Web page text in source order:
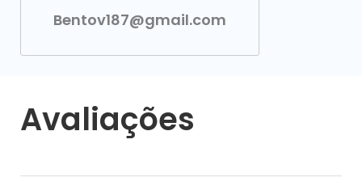
Bentov187@gmail.com
Avaliações